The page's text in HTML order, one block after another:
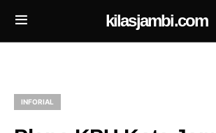
kilasjambi.com
INFORIAL